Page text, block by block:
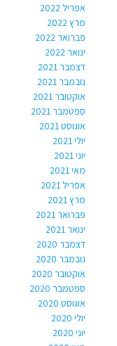
אפריל 2022
מרץ 2022
פברואר 2022
ינואר 2022
דצמבר 2021
נובמבר 2021
אוקטובר 2021
ספטמבר 2021
אוגוסט 2021
יולי 2021
יוני 2021
מאי 2021
אפריל 2021
מרץ 2021
פברואר 2021
ינואר 2021
דצמבר 2020
נובמבר 2020
אוקטובר 2020
ספטמבר 2020
אוגוסט 2020
יולי 2020
יוני 2020